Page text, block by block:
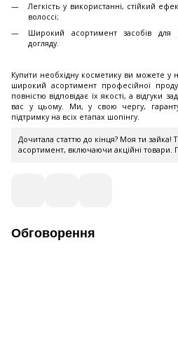
Легкість у використанні, стійкий
волоссі;
Широкий асортимент засобів для
догляду.
Купити необхідну косметику ви можете у
широкий асортимент професійної
повністю відповідає їх якості, а відгуки
вас у цьому. Ми, у свою чергу,
підтримку на всіх етапах шопінгу.
Дочитала статтю до кінця? Моя ти
асортимент, включаючи акційні товари.
Обговорення